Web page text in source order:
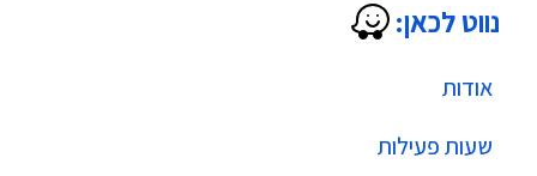
אודות
שעות פעילות
נווט לכאן: